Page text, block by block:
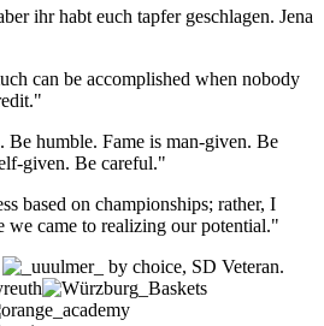
ihr habt euch tapfer geschlagen. Jena
can be accomplished when nobody
Be humble. Fame is man-given. Be
given. Be careful."
based on championships; rather, I
we came to realizing our potential."
by choice, SD Veteran.